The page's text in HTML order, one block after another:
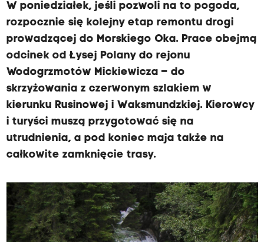
W poniedziałek, jeśli pozwoli na to pogoda,
rozpocznie się kolejny etap remontu drogi
prowadzącej do Morskiego Oka. Prace obejmą
odcinek od Łysej Polany do rejonu
Wodogrzmotów Mickiewicza – do
skrzyżowania z czerwonym szlakiem w
kierunku Rusinowej i Waksmundzkiej. Kierowcy
i turyści muszą przygotować się na
utrudnienia, a pod koniec maja także na
całkowite zamknięcie trasy.